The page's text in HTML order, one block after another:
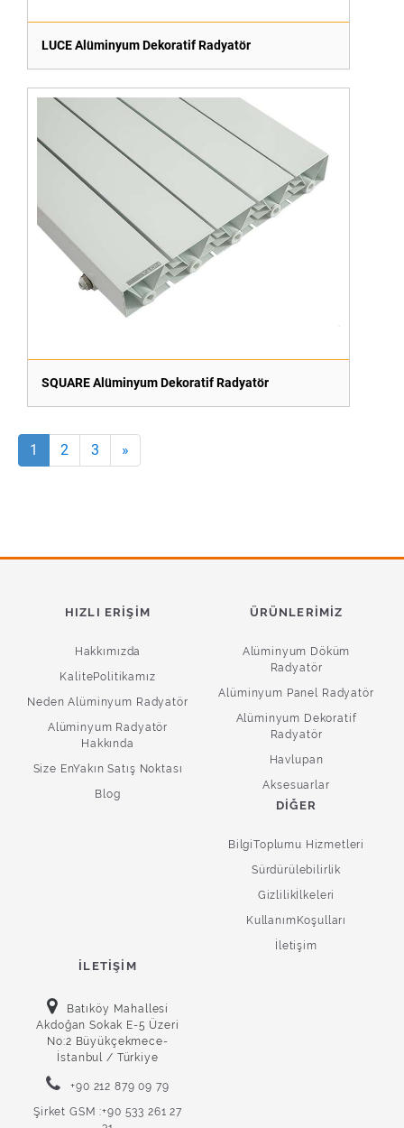
LUCE Alüminyum Dekoratif Radyatör
SQUARE Alüminyum Dekoratif Radyatör
1 2 3 »
HIZLI ERIŞIM
Hakkımızda
KalitePolitikamız
Neden Alüminyum Radyatör
Alüminyum Radyatör
Hakkında
Size EnYakın Satış Noktası
Blog
ÜRÜNLERIMIZ
Alüminyum Döküm
Radyatör
Alüminyum Panel Radyatör
Alüminyum Dekoratif
Radyatör
Havlupan
Aksesuarlar
DIĞER
BilgiToplumu Hizmetleri
Sürdürülebilirlik
Gizlilikİlkeleri
KullanımKoşulları
İletişim
İLETIŞIM
Batıköy Mahallesi
Akdoğan Sokak E-5 Üzeri
No:2 Büyükçekmece-
İstanbul / Türkiye
+90 212 879 09 79
Şirket GSM :+90 533 261 27